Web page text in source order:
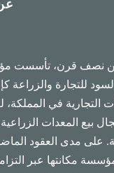
من نصف قرن، تأسست
للتجارة والزراعة
التجارية في المملكة،
بيع المعدات
على مدى العقود
مكانتها عبر